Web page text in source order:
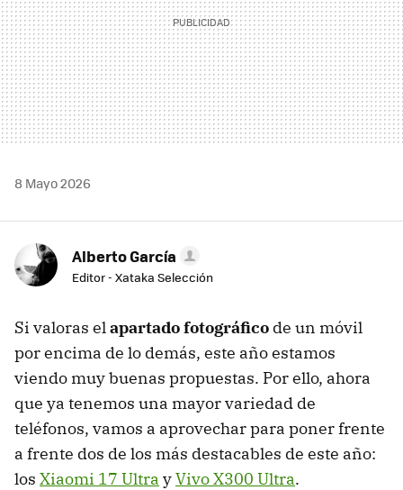
8 Mayo 2026
Alberto García
Editor - Xataka Selección
Si valoras elapartado fotográfico de un móvil
por encima de lo demás, este año estamos
viendo muy buenas propuestas. Por ello, ahora
que ya tenemos una mayor variedad de
teléfonos, vamos a aprovechar para poner frente
a frente dos de los más destacables de este año:
los Xiaomi 17 Ultra yVivo X300 Ultra.